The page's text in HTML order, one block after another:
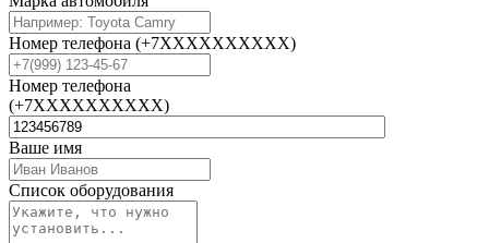
Номер телефона (+7XXXXXXXXXX)
Номер телефона
(+7XXXXXXXXXX)
Ваше имя
Список оборудования